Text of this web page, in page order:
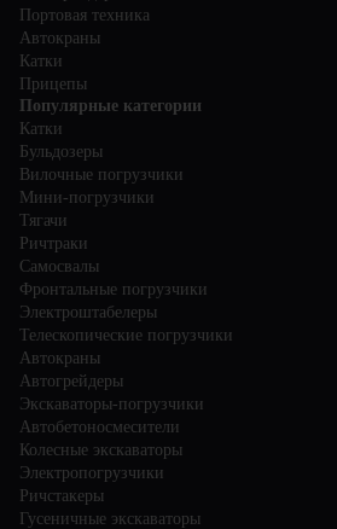
Портовая техника
Автокраны
Катки
Прицепы
Популярные категории
Катки
Бульдозеры
Вилочные погрузчики
Мини-погрузчики
Тягачи
Ричтраки
Самосвалы
Фронтальные погрузчики
Электроштабелеры
Телескопические погрузчики
Автокраны
Автогрейдеры
Экскаваторы-погрузчики
Автобетоносмесители
Колесные экскаваторы
Электропогрузчики
Ричстакеры
Гусеничные экскаваторы